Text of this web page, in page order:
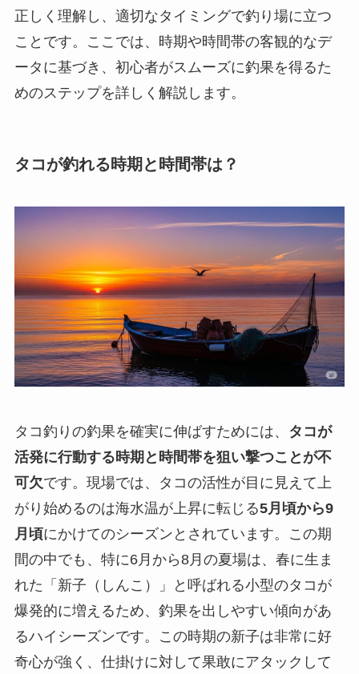
正しく理解し、適切なタイミングで釣り場に立つ
ことです。ここでは、時期や時間帯の客観的なデ
ータに基づき、初心者がスムーズに釣果を得るた
めのステップを詳しく解説します。
タコが釣れる時期と時間帯は？
タコ釣りの釣果を確実に伸ばすためには、
タコが
活発に行動する時期と時間帯を狙い撃つことが不
可欠です。現場では、タコの活性が目に見えて上
がり始めるのは海水温が上昇に転じる5月頃から9
月頃にかけてのシーズンとされています。この期
間の中でも、特に6月から8月の夏場は、春に生ま
れた「新子（しんこ）」と呼ばれる小型のタコが
爆発的に増えるため、釣果を出しやすい傾向があ
るハイシーズンです。この時期の新子は非常に好
奇心が強く、仕掛けに対して果敢にアタックして